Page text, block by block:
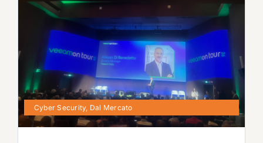
Cyber Security, Dal Mercato